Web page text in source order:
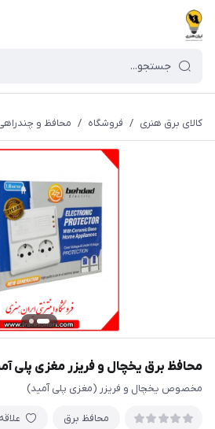
کالای برق هنری / فروشگاه / محافظ و
محافظ برق یخچال و فریزر مغزی پلی
مخصوص یخچال و فریزر (مغزی پلی آمید)
محافظ برق